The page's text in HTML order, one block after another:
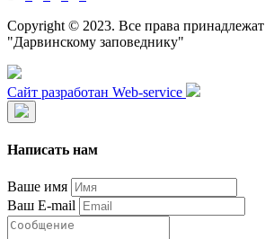
Copyright © 2023. Все права принадлежат
"Дарвинскому заповеднику"
Сайт разработан Web-service
Написать нам
Ваше имя
Ваш E-mail